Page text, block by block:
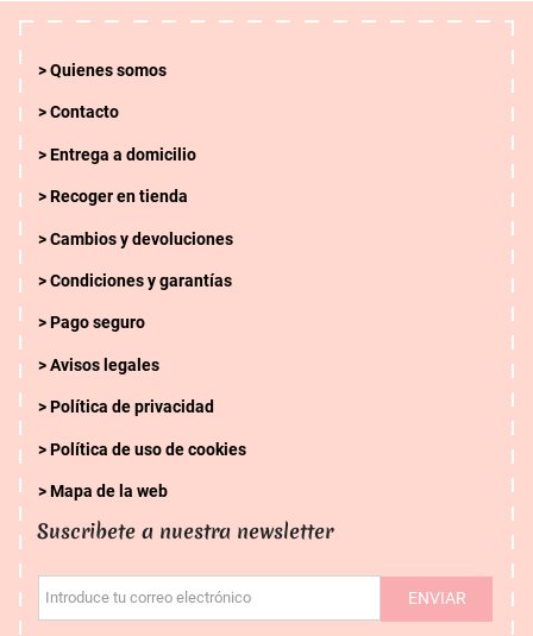
Quienes somos
Contacto
Entrega a domicilio
Recoger en tienda
Cambios y devoluciones
Condiciones y garantías
Pago seguro
Avisos legales
Política de privacidad
Política de uso de cookies
Mapa de la web
Suscribete a nuestra newsletter
Introduce tu correo electrónico ENVIAR